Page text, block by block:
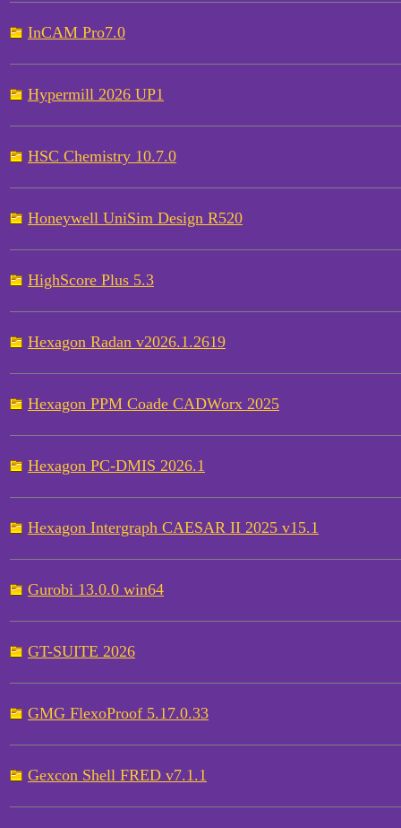
InCAM Pro7.0
Hypermill 2026 UP1
HSC Chemistry 10.7.0
Honeywell UniSim Design R520
HighScore Plus 5.3
Hexagon Radan v2026.1.2619
Hexagon PPM Coade CADWorx 2025
Hexagon PC-DMIS 2026.1
Hexagon Intergraph CAESAR II 2025 v15.1
Gurobi 13.0.0 win64
GT-SUITE 2026
GMG FlexoProof 5.17.0.33
Gexcon Shell FRED v7.1.1